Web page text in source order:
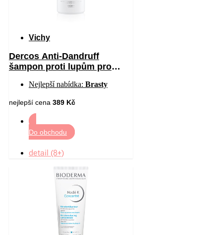
Vichy
Dercos Anti-Dandruff
šampon proti lupům pro
Nejlepší nabídka: Brasty
nejlepší cena 389 Kč
Do obchodu
detail (8+)